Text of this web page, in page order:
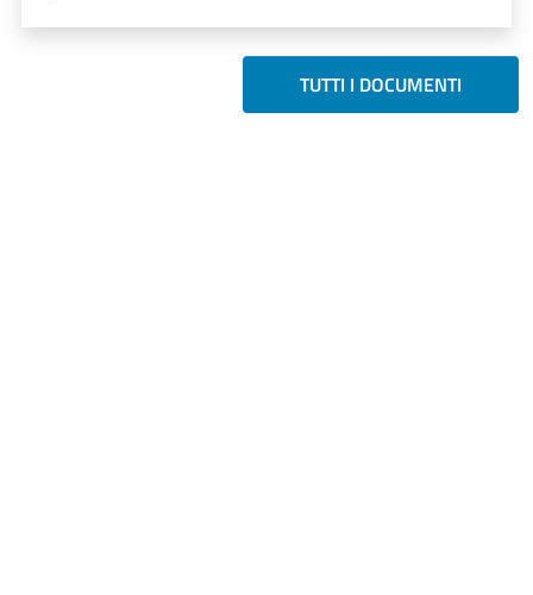
TUTTI I DOCUMENTI